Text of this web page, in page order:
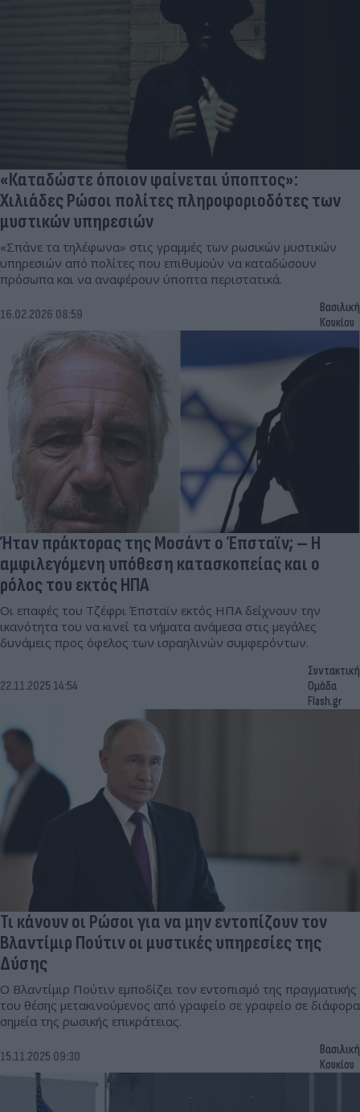
«Καταδώστε όποιον φαίνεται ύποπτος»:
Χιλιάδες Ρώσοι πολίτες πληροφοριοδότες των
μυστικών υπηρεσιών
«Σπάνε τα τηλέφωνα» στις γραμμές των ρωσικών μυστικών
υπηρεσιών από πολίτες που επιθυμούν να καταδώσουν
πρόσωπα και να αναφέρουν ύποπτα περιστατικά.
16.02.2026 08:59
Βασιλική
Κουκίου
Ήταν πράκτορας της Μοσάντ ο Έπσταϊν; – Η
αμφιλεγόμενη υπόθεση κατασκοπείας και ο
ρόλος του εκτός ΗΠΑ
Οι επαφές του Τζέφρι Έπσταϊν εκτός ΗΠΑ δείχνουν την
ικανότητα του να κινεί τα νήματα ανάμεσα στις μεγάλες
δυνάμεις προς όφελος των ισραηλινών συμφερόντων.
22.11.2025 14:54
Συντακτική
Ομάδα
Flash.gr
Τι κάνουν οι Ρώσοι για να μην εντοπίζουν τον
Βλαντίμιρ Πούτιν οι μυστικές υπηρεσίες της
Δύσης
Ο Βλαντίμιρ Πούτιν εμποδίζει τον εντοπισμό της πραγματικής
του θέσης μετακινούμενος από γραφείο σε γραφείο σε διάφορα
σημεία της ρωσικής επικράτειας.
15.11.2025 09:30
Βασιλική
Κουκίου